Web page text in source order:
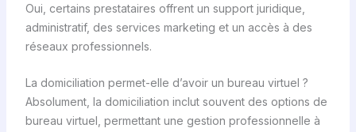
Oui, certains prestataires offrent un support juridique,
administratif, des services marketing et un accès à des
réseaux professionnels.
La domiciliation permet-elle d’avoir un bureau virtuel ?
Absolument, la domiciliation inclut souvent des options de
bureau virtuel, permettant une gestion professionnelle à